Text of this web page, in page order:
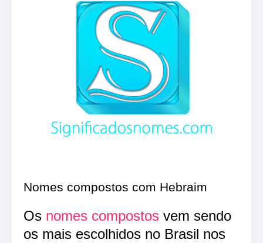
Nomes compostos com Hebraim
Os nomes compostos vem sendo
os mais escolhidos no Brasil nos